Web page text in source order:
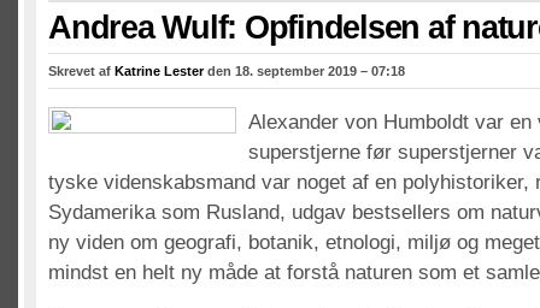
Andrea Wulf: Opfindelsen af
Skrevet af Katrine Lesterden 18. september 2019 – 07:18
Alexander von Humboldt var en
superstjerne før superstjerner
tyske videnskabsmand var noget af en polyhistoriker,
Sydamerika som Rusland, udgav bestsellers om
ny viden om geografi, botanik, etnologi, miljø og
mindst en helt ny måde at forstå naturen som et